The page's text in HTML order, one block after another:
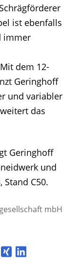
ist ebenfalls
immer
dem 12-
Geringhoff
und variabler
das
Geringhoff
und
C50.
mbH